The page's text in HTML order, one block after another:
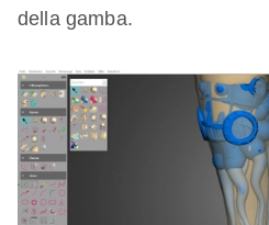
della gamba.